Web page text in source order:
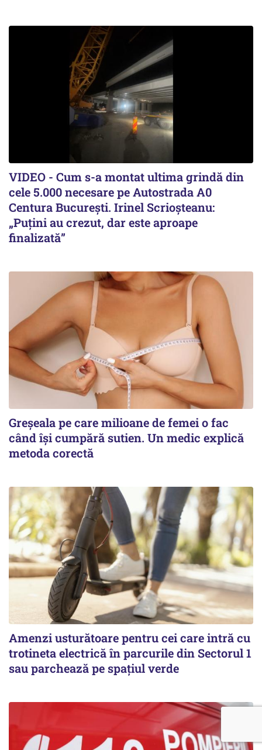
VIDEO - Cum s-a montat ultima grindă din
cele 5.000 necesare pe Autostrada A0
Centura București. Irinel Scrioșteanu:
„Puțini au crezut, dar este aproape
finalizată”
Greșeala pe care milioane de femei o fac
când își cumpără sutien. Un medic explică
metoda corectă
Amenzi usturătoare pentru cei care intră cu
trotineta electrică în parcurile din Sectorul 1
sau parchează pe spațiul verde